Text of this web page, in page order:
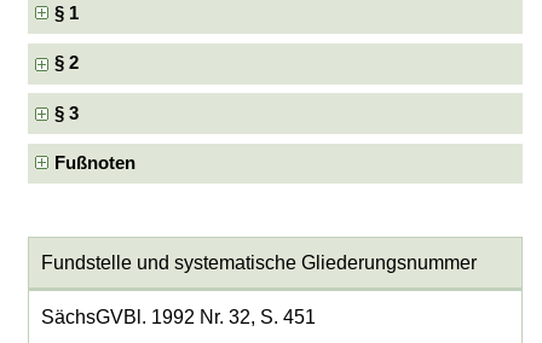
§ 1
§ 2
§ 3
Fußnoten
Fundstelle und systematische Gliederungsnummer
SächsGVBl. 1992 Nr. 32, S. 451